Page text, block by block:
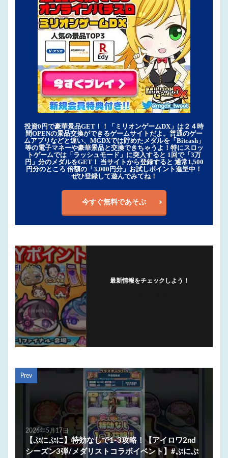
投資0円で豪華景品GET！！「ミリオンゲームDX」は２４時
間OPENの景品交換ができるゲームサイトだよ。普通のゲー
ムアプリなどと違い、MGDXでは貯めたメダルを「Bitcash」
等の電子マネーや豪華景品と交換できちゃうよ！特にスロッ
トゲームでは「ラッシュモード」に突入すると 1回で「3万
円」分のメダルをGET！ 当サイトから登録すると 通常1,500
円分のところ 倍額の「3,000円分」お試しポイント進呈中！
ぜひ登録して遊んでみてね！
今すぐ無料であそぶ
最新情報をチェックしよう！
Prev
2026年5月17日
【ぷにぷに】特効なしで1-3攻略！【アイロワ2nd
シーズン3弾/メダリストコラボイベント】#ぷにぷ